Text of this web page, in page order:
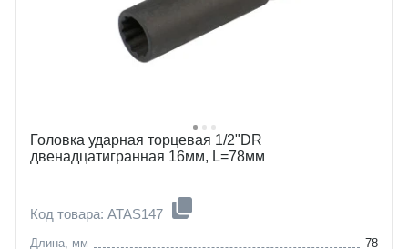
Головка ударная торцевая 1/2"DR
двенадцатигранная 16мм, L=78мм
Код товара: ATAS147
Длина, мм
78